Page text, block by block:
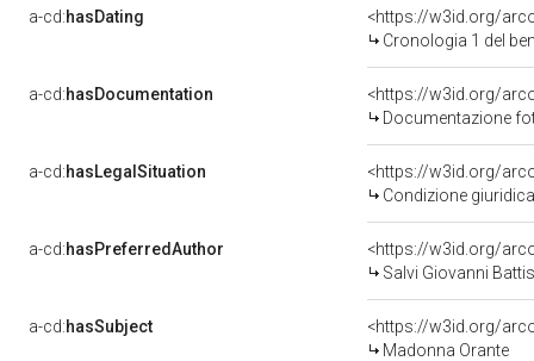
a-cd:hasDating
<https://w3id.org/
Cronologia 1 del
a-cd:hasDocumentation
Documentazione
a-cd:hasLegalSituation
Condizione
a-cd:hasPreferredAuthor
<https://w3id.org/
Salvi Giovanni
a-cd:hasSubject
<https://w3id.org/
Madonna Orante